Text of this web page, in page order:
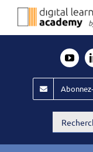
Passer
Évènements ILDI
Offres d’emploi